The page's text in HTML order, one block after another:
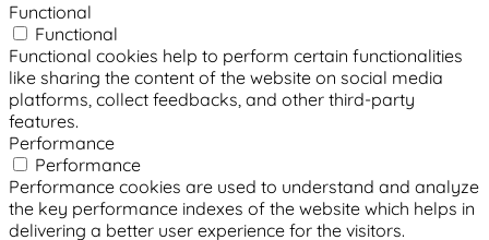
Functional
Functional
Functional cookies help to perform certain functionalities
like sharing the content of the website on social media
platforms, collect feedbacks, and other third-party
features.
Performance
Performance
Performance cookies are used to understand and analyze
the key performance indexes of the website which helps in
delivering a better user experience for the visitors.